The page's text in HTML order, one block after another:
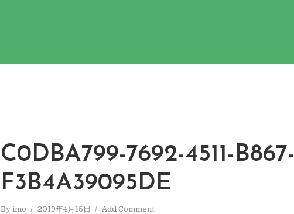
C0DBA799-7692-4511-B867-
F3B4A39095DE
By imo 2019年4月15日 Add Comment